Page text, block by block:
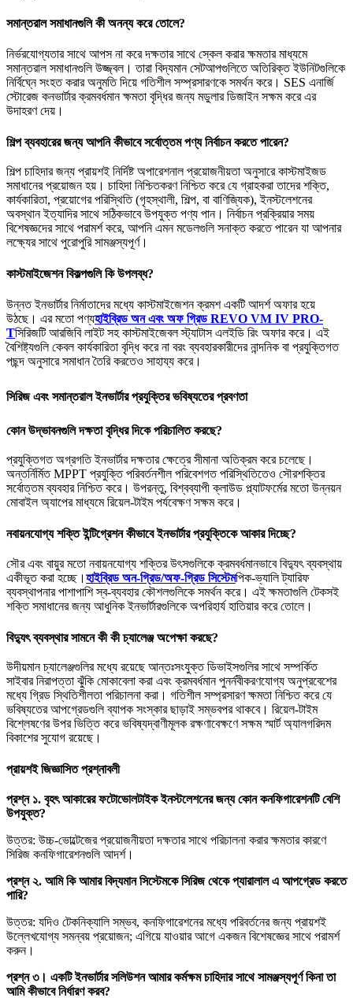
সমান্তরাল সমাধানগুলি কী অনন্য করে তোলে?
নির্ভরযোগ্যতার সাথে আপস না করে দক্ষতার সাথে স্কেল করার ক্ষমতার মাধ্যমে
সমান্তরাল সমাধানগুলি উজ্জ্বল। তারা বিদ্যমান সেটআপগুলিতে অতিরিক্ত ইউনিটগুলিকে
নির্বিঘ্নে সংহত করার অনুমতি দিয়ে গতিশীল সম্প্রসারণকে সমর্থন করে। SES এনার্জি
স্টোরেজ কনভার্টার ক্রমবর্ধমান ক্ষমতা বৃদ্ধির জন্য মডুলার ডিজাইন সক্ষম করে এর
উদাহরণ দেয়।
শিল্প ব্যবহারের জন্য আপনি কীভাবে সর্বোত্তম পণ্য নির্বাচন করতে পারেন?
শিল্প চাহিদার জন্য প্রায়শই নির্দিষ্ট অপারেশনাল প্রয়োজনীয়তা অনুসারে কাস্টমাইজড
সমাধানের প্রয়োজন হয়। চাহিদা নিশ্চিতকরণ নিশ্চিত করে যে গ্রাহকরা তাদের শক্তি,
কার্যকারিতা, প্রয়োগের পরিস্থিতি (গৃহস্থালী, শিল্প, বা বাণিজ্যিক), ইনস্টলেশনের
অবস্থান ইত্যাদির সাথে সঠিকভাবে উপযুক্ত পণ্য পান। নির্বাচন প্রক্রিয়ার সময়
বিশেষজ্ঞদের সাথে পরামর্শ করে, আপনি এমন মডেলগুলি সনাক্ত করতে পারেন যা আপনার
লক্ষ্যের সাথে পুরোপুরি সামঞ্জস্যপূর্ণ।
কাস্টমাইজেশন বিকল্পগুলি কি উপলব্ধ?
উন্নত ইনভার্টার নির্মাতাদের মধ্যে কাস্টমাইজেশন ক্রমশ একটি আদর্শ অফার হয়ে
উঠছে। এর মতো পণ্যহাইব্রিড অন এবং অফ গ্রিড REVO VM IV PRO-
Tসিরিজটি আরজিবি লাইট সহ কাস্টমাইজেবল স্ট্যাটাস এলইডি রিং অফার করে। এই
বৈশিষ্ট্যগুলি কেবল কার্যকারিতা বৃদ্ধি করে না বরং ব্যবহারকারীদের নান্দনিক বা প্রযুক্তিগত
পছন্দ অনুসারে সমাধান তৈরি করতেও সাহায্য করে।
সিরিজ এবং সমান্তরাল ইনভার্টার প্রযুক্তির ভবিষ্যতের প্রবণতা
কোন উদ্ভাবনগুলি দক্ষতা বৃদ্ধির দিকে পরিচালিত করছে?
প্রযুক্তিগত অগ্রগতি ইনভার্টার দক্ষতার ক্ষেত্রে সীমানা অতিক্রম করে চলেছে।
অন্তর্নির্মিত MPPT প্রযুক্তি পরিবর্তনশীল পরিবেশগত পরিস্থিতিতেও সৌরশক্তির
সর্বোত্তম ব্যবহার নিশ্চিত করে। উপরন্তু, বিশ্বব্যাপী ক্লাউড প্ল্যাটফর্মের মতো উন্নয়ন
মোবাইল অ্যাপের মাধ্যমে রিয়েল-টাইম পর্যবেক্ষণ সক্ষম করে।
নবায়নযোগ্য শক্তি ইন্টিগ্রেশন কীভাবে ইনভার্টার প্রযুক্তিকে আকার দিচ্ছে?
সৌর এবং বায়ুর মতো নবায়নযোগ্য শক্তির উৎসগুলিকে ক্রমবর্ধমানভাবে বিদ্যুৎ ব্যবস্থায়
একীভূত করা হচ্ছে। হাইব্রিড অন-গ্রিড/অফ-গ্রিড সিস্টেমপিক-ভ্যালি ট্যারিফ
ব্যবস্থাপনার পাশাপাশি স্ব-ব্যবহার কৌশলগুলিকে সমর্থন করে। এই ক্ষমতাগুলি টেকসই
শক্তি সমাধানের জন্য আধুনিক ইনভার্টারগুলিকে অপরিহার্য হাতিয়ার করে তোলে।
বিদ্যুৎ ব্যবস্থার সামনে কী কী চ্যালেঞ্জ অপেক্ষা করছে?
উদীয়মান চ্যালেঞ্জগুলির মধ্যে রয়েছে আন্তঃসংযুক্ত ডিভাইসগুলির সাথে সম্পর্কিত
সাইবার নিরাপত্তা ঝুঁকি মোকাবেলা করা এবং ক্রমবর্ধমান পুনর্নবীকরণযোগ্য অনুপ্রবেশের
মধ্যে গ্রিড স্থিতিশীলতা পরিচালনা করা। গতিশীল সম্প্রসারণ ক্ষমতা নিশ্চিত করে যে
ভবিষ্যতের আপগ্রেডগুলি ব্যাপক সংস্কার ছাড়াই সম্ভবপর থাকবে। রিয়েল-টাইম
বিশ্লেষণের উপর ভিত্তি করে ভবিষ্যদ্বাণীমূলক রক্ষণাবেক্ষণে সক্ষম স্মার্ট অ্যালগরিদম
বিকাশের সুযোগ রয়েছে।
প্রায়শই জিজ্ঞাসিত প্রশ্নাবলী
প্রশ্ন ১. বৃহৎ আকারের ফটোভোলটাইক ইনস্টলেশনের জন্য কোন কনফিগারেশনটি বেশি
উপযুক্ত?
উত্তর: উচ্চ-ভোল্টেজের প্রয়োজনীয়তা দক্ষতার সাথে পরিচালনা করার ক্ষমতার কারণে
সিরিজ কনফিগারেশনগুলি আদর্শ।
প্রশ্ন ২. আমি কি আমার বিদ্যমান সিস্টেমকে সিরিজ থেকে প্যারালাল এ আপগ্রেড করতে
পারি?
উত্তর: যদিও টেকনিক্যালি সম্ভব, কনফিগারেশনের মধ্যে পরিবর্তনের জন্য প্রায়শই
উল্লেখযোগ্য সমন্বয় প্রয়োজন; এগিয়ে যাওয়ার আগে একজন বিশেষজ্ঞের সাথে পরামর্শ
করুন।
প্রশ্ন ৩। একটি ইনভার্টার সলিউশন আমার কর্মক্ষম চাহিদার সাথে সামঞ্জস্যপূর্ণ কিনা তা
আমি কীভাবে নির্ধারণ করব?